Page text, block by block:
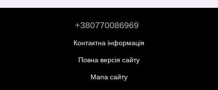
+380770086969
Контактна інформація
Повна версія сайту
Мапа сайту